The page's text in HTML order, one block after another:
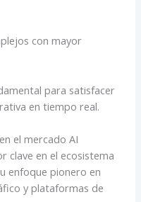
con mayor
para satisfacer
en tiempo real.
el mercado AI
clave en el ecosistema
enfoque pionero en
y plataformas de